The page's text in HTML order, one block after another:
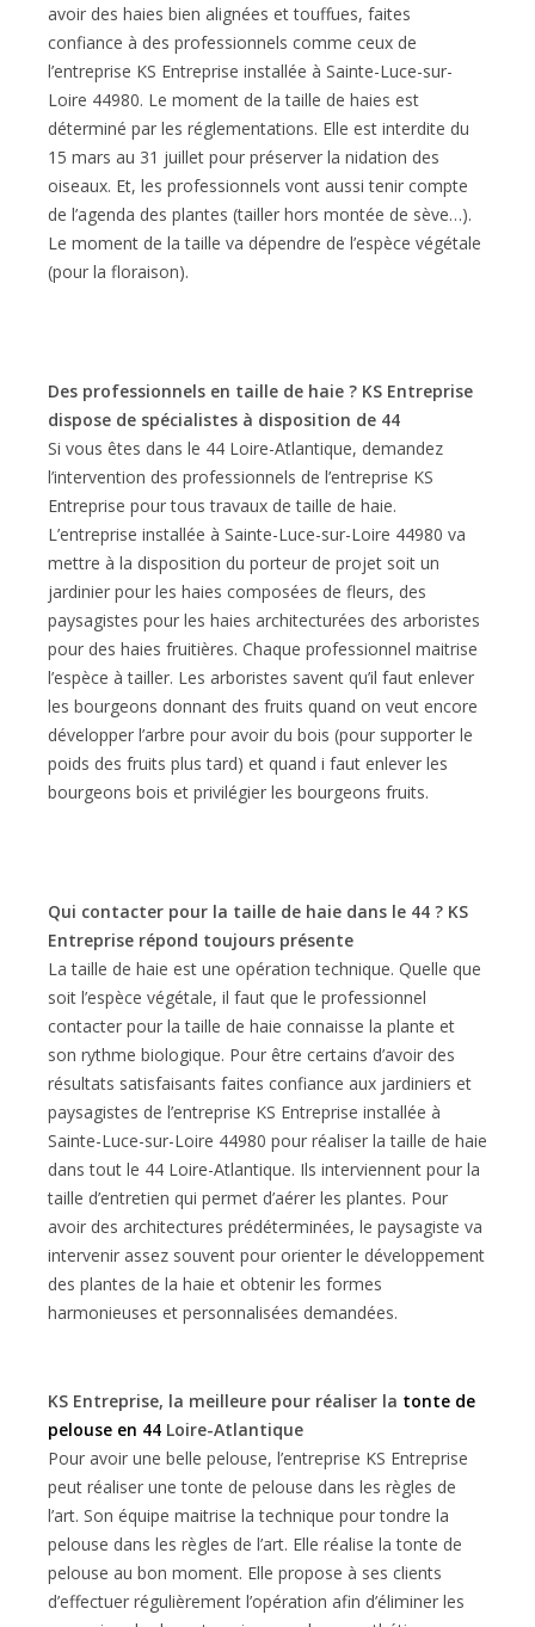
avoir des haies bien alignées et touffues, faites
confiance à des professionnels comme ceux de
l’entreprise KS Entreprise installée à Sainte-Luce-sur-
Loire 44980. Le moment de la taille de haies est
déterminé par les réglementations. Elle est interdite du
15 mars au 31 juillet pour préserver la nidation des
oiseaux. Et, les professionnels vont aussi tenir compte
de l’agenda des plantes (tailler hors montée de sève…).
Le moment de la taille va dépendre de l’espèce végétale
(pour la floraison).
Des professionnels en taille de haie ? KS Entreprise
dispose de spécialistes à disposition de 44
Si vous êtes dans le 44 Loire-Atlantique, demandez
l’intervention des professionnels de l’entreprise KS
Entreprise pour tous travaux de taille de haie.
L’entreprise installée à Sainte-Luce-sur-Loire 44980 va
mettre à la disposition du porteur de projet soit un
jardinier pour les haies composées de fleurs, des
paysagistes pour les haies architecturées des arboristes
pour des haies fruitières. Chaque professionnel maitrise
l’espèce à tailler. Les arboristes savent qu’il faut enlever
les bourgeons donnant des fruits quand on veut encore
développer l’arbre pour avoir du bois (pour supporter le
poids des fruits plus tard) et quand i faut enlever les
bourgeons bois et privilégier les bourgeons fruits.
Qui contacter pour la taille de haie dans le 44 ? KS
Entreprise répond toujours présente
La taille de haie est une opération technique. Quelle que
soit l’espèce végétale, il faut que le professionnel
contacter pour la taille de haie connaisse la plante et
son rythme biologique. Pour être certains d’avoir des
résultats satisfaisants faites confiance aux jardiniers et
paysagistes de l’entreprise KS Entreprise installée à
Sainte-Luce-sur-Loire 44980 pour réaliser la taille de haie
dans tout le 44 Loire-Atlantique. Ils interviennent pour la
taille d’entretien qui permet d’aérer les plantes. Pour
avoir des architectures prédéterminées, le paysagiste va
intervenir assez souvent pour orienter le développement
des plantes de la haie et obtenir les formes
harmonieuses et personnalisées demandées.
KS Entreprise, la meilleure pour réaliser la tonte de
pelouse en 44 Loire-Atlantique
Pour avoir une belle pelouse, l’entreprise KS Entreprise
peut réaliser une tonte de pelouse dans les règles de
l’art. Son équipe maitrise la technique pour tondre la
pelouse dans les règles de l’art. Elle réalise la tonte de
pelouse au bon moment. Elle propose à ses clients
d’effectuer régulièrement l’opération afin d’éliminer les